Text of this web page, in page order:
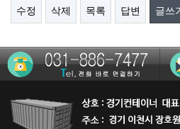
수정 삭제 목록 답변 글쓰